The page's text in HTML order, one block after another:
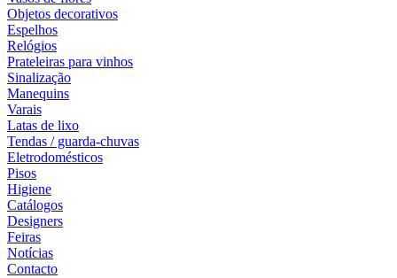
Objetos decorativos
Espelhos
Relógios
Prateleiras para vinhos
Sinalização
Manequins
Varais
Latas de lixo
Tendas / guarda-chuvas
Eletrodomésticos
Pisos
Higiene
Catálogos
Designers
Feiras
Notícias
Contacto